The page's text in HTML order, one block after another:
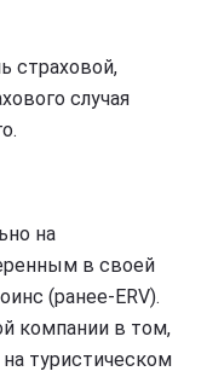
страховой,
случая
на
в своей
(ранее-ERV).
компании в том,
туристическом